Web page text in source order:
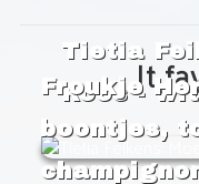
It
Tietia
Roos -
Froukje
boontjes,